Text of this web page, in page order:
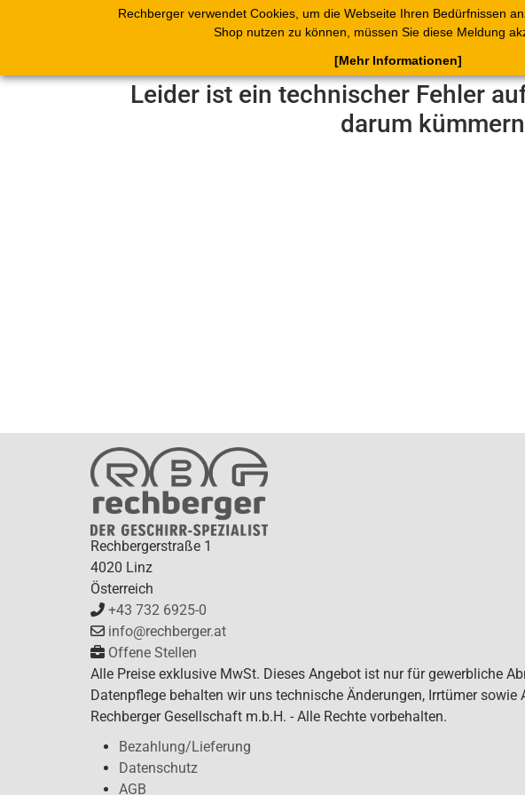
Rechberger verwendet Cookies, um die Webseite Ihren Bedürfnissen
Shop nutzen zu können, müssen Sie diese Meldung
[Mehr Informationen]
Shop Blätterkataloge Warenkorb
Leider ist ein technischer Fehler
darum
Rechbergerstraße 1
4020 Linz
Österreich
+43 732 6925-0
info@rechberger.at
Offene Stellen
Alle Preise exklusive MwSt. Dieses Angebot ist nur für gewerbliche
Datenpflege behalten wir uns technische Änderungen, Irrtümer
Rechberger Gesellschaft m.b.H. - Alle Rechte vorbehalten.
Bezahlung/Lieferung
Datenschutz
AGB